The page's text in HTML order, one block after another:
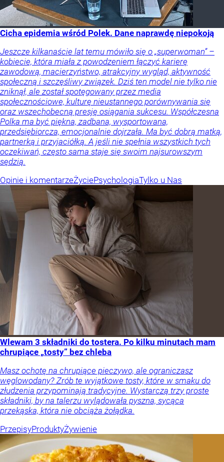
Cicha epidemia wśród Polek. Dane naprawdę niepokoją
Jeszcze kilkanaście lat temu mówiło się o „superwoman” –
kobiecie, która miała z powodzeniem łączyć karierę
zawodową, macierzyństwo, atrakcyjny wygląd, aktywność
społeczną i szczęśliwy związek. Dziś ten model nie tylko nie
zniknął, ale został spotęgowany przez media
społecznościowe, kulturę nieustannego porównywania się
oraz wszechobecną presję osiągania sukcesu. Współczesna
Polka ma być piękna, zadbana, wysportowana,
przedsiębiorcza, emocjonalnie dojrzała. Ma być dobrą matką,
partnerką i przyjaciółką. A jeśli nie spełnia wszystkich tych
oczekiwań, często sama staje się swoim najsurowszym
sędzią.
Opinie i komentarzeŻyciePsychologiaTylko u Nas
Wlewam 3 składniki do tostera. Po kilku minutach mam
chrupiące „tosty” bez chleba
Masz ochotę na chrupiące pieczywo, ale ograniczasz
węglowodany? Zrób te wyjątkowe tosty, które w smaku do
złudzenia przypominają tradycyjne. Wystarczą trzy proste
składniki, by na talerzu wylądowała pyszna, sycąca
przekąska, która nie obciąża żołądka.
PrzepisyProduktyŻywienie